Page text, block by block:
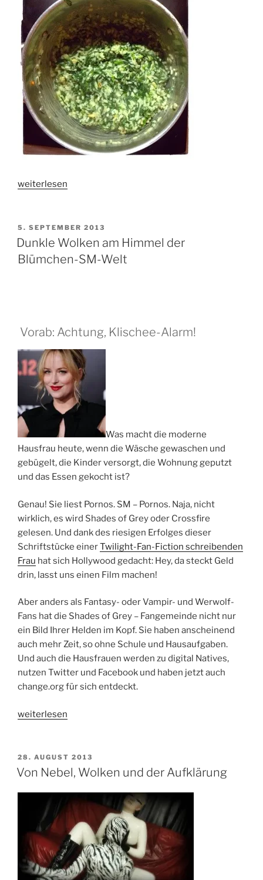
„Heute
richtig
schön
schlotzig…“
weiterlesen
VERÖFFENTLICHT
AM
5. SEPTEMBER 2013
Dunkle Wolken am Himmel der
Blümchen-SM-Welt
Vorab: Achtung, Klischee-Alarm!
Was macht die moderne
Hausfrau heute, wenn die Wäsche gewaschen und
gebügelt, die Kinder versorgt, die Wohnung geputzt
und das Essen gekocht ist?
Genau! Sie liest Pornos. SM – Pornos. Naja, nicht
wirklich, es wird Shades of Grey oder Crossfire
gelesen. Und dank des riesigen Erfolges dieser
Schriftstücke einerTwilight-Fan-Fiction schreibenden
Frau hat sich Hollywood gedacht: Hey, da steckt Geld
drin, lasst uns einen Film machen!
Aber anders als Fantasy- oder Vampir- und Werwolf-
Fans hat die Shades of Grey – Fangemeinde nicht nur
ein Bild Ihrer Helden im Kopf. Sie haben anscheinend
auch mehr Zeit, so ohne Schule und Hausaufgaben.
Und auch die Hausfrauen werden zu digital Natives,
nutzen Twitter und Facebook und haben jetzt auch
change.org für sich entdeckt.
„Dunkle
Himmel
der
weiterlesen
VERÖFFENTLICHT
AM
28. AUGUST 2013
Von Nebel, Wolken und der Aufklärung